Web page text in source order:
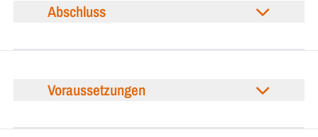
Abschluss
Voraussetzungen